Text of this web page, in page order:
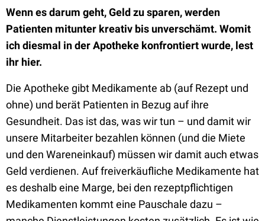
Wenn es darum geht, Geld zu sparen, werden
Patienten mitunter kreativ bis unverschämt. Womit
ich diesmal in der Apotheke konfrontiert wurde, lest
ihr hier.
Die Apotheke gibt Medikamente ab (auf Rezept und
ohne) und berät Patienten in Bezug auf ihre
Gesundheit. Das ist das, was wir tun – und damit wir
unsere Mitarbeiter bezahlen können (und die Miete
und den Wareneinkauf) müssen wir damit auch etwas
Geld verdienen. Auf freiverkäufliche Medikamente hat
es deshalb eine Marge, bei den rezeptpflichtigen
Medikamenten kommt eine Pauschale dazu –